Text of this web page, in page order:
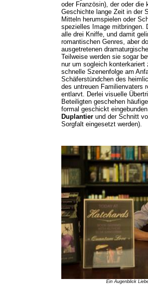
oder Französin), der oder die
Geschichte lange Zeit in der
Mitteln herumspielen oder
spezielles Image mitbringen.
alle drei Kniffe, und damit
romantischen Genres, aber
ausgetretenen
Teilweise werden sie sogar
nur um sogleich konterkariert
schnelle Szenenfolge am
Schäferstündchen des
des untreuen Familienvaters
entlarvt. Derlei visuelle
Beteiligten geschehen
formal geschickt
Duplantierund der Schnitt
Sorgfalt eingesetzt werden).
Ein Augenblick